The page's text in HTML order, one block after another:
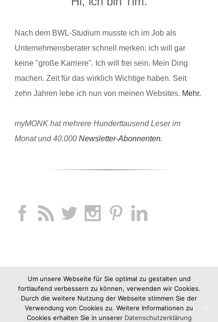
Nach dem BWL-Studium musste ich im Job als
Unternehmensberater schnell merken: ich will gar
keine "große Karriere". Ich will frei sein. Mein Ding
machen. Zeit für das wirklich Wichtige haben. Seit
zehn Jahren lebe ich nun von meinen Websites. Mehr.
myMONK hat mehrere Hunderttausend Leser im
Monat und 40.000 Newsletter-Abonnenten.
Um unsere Webseite für Sie optimal zu gestalten und
fortlaufend verbessern zu können, verwenden wir Cookies.
Durch die weitere Nutzung der Webseite stimmen Sie der
Verwendung von Cookies zu. Weitere Informationen zu
Cookies erhalten Sie in unserer Datenschutzerklärung